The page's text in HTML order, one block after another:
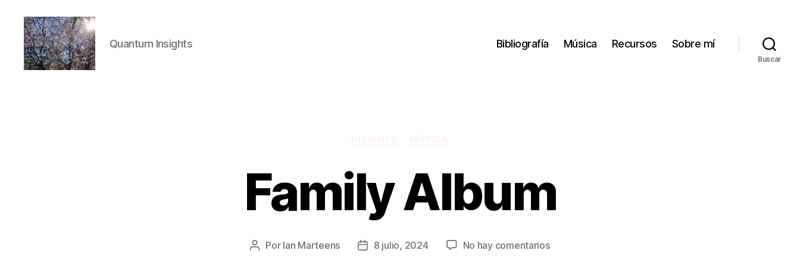
Quantum Insights Bibliografía Música Recursos Sobre mí
Buscar
Family Album
Autor
Por Ian Marteens
Fecha8 julio, 2024 No hay comentariosen